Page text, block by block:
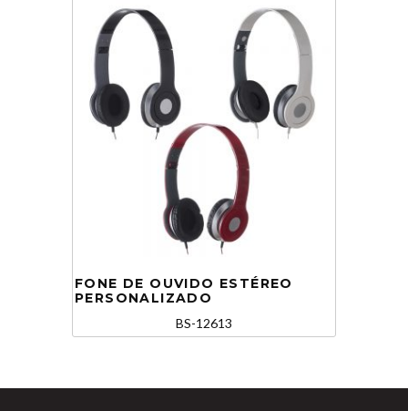
FONE DE OUVIDO ESTÉREO
PERSONALIZADO
BS-12613